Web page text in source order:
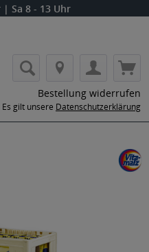
| Sa 8 - 13 Uhr
Bestellung widerrufen
Es gilt unsere Datenschutzerklärung